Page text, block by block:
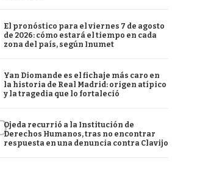
El pronóstico para el viernes 7 de agosto
de 2026: cómo estará el tiempo en cada
zona del país, según Inumet
Yan Diomande es el fichaje más caro en
la historia de Real Madrid: origen atípico
y la tragedia que lo fortaleció
Ojeda recurrió a la Institución de
Derechos Humanos, tras no encontrar
respuesta en una denuncia contra Clavijo